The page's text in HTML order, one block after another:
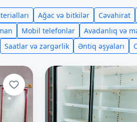
Ağac və bitkilər Cəvahirat
Mobil telefonlar Avadanlıq və
Saatlar və zərgərlik Əntiq əşyaları